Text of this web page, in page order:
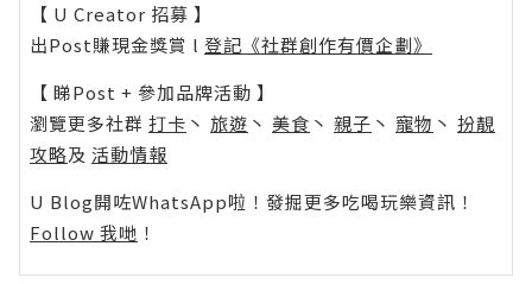
【 U Creator 招募 】
出Post賺現金獎賞 l 登記《社群創作有價企劃》
【 睇Post + 參加品牌活動 】
瀏覽更多社群 打卡 丶 旅遊 丶 美食 丶 親子 丶 寵物 丶 扮靚
攻略及 活動情報
U Blog開咗WhatsApp啦！發掘更多吃喝玩樂資訊！
Follow 我哋 ！